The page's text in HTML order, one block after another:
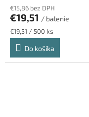
€15,86 bez DPH
€19,51 / balenie
Jednotková
cena:
€19,51 / 500 ks
Do košíka